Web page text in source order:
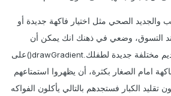
والجديد الصحي مثل اختيار فاكهة جديدة أو
التسوق، وضعي في ذهنك انك يمكن أن
مختلفة جديدة لطفلك.drawGradient() على
امام الصغار بكثرة، أن يظهروا استمتاعهم
تقليد الكبار فستجدهم بالتالي يأكلون الفواكه